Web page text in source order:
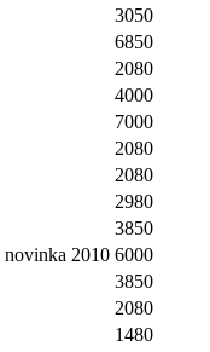
3050
6850
2080
4000
7000
2080
2080
2980
3850
2010 6000
3850
2080
1480